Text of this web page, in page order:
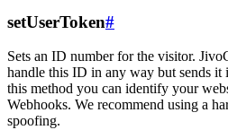
setUserToken#
Sets an ID number for the visitor.
handle this ID in any way but sends it
this method you can identify your
Webhooks. We recommend using a
spoofing.